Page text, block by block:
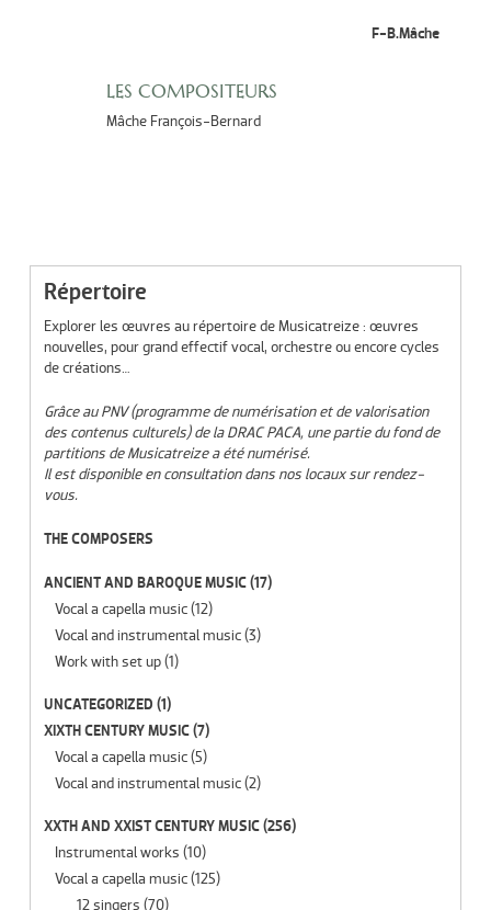
F-B.Mâche
LES COMPOSITEURS
Mâche François-Bernard
Répertoire
Explorer les œuvres au répertoire de Musicatreize : œuvres
nouvelles, pour grand effectif vocal, orchestre ou encore cycles
de créations…
Grâce au PNV (programme de numérisation et de valorisation
des contenus culturels) de la DRAC PACA, une partie du fond de
partitions de Musicatreize a été numérisé.
Il est disponible en consultation dans nos locaux sur rendez-
vous.
THE COMPOSERS
ANCIENT AND BAROQUE MUSIC(17)
Vocal a capella music(12)
Vocal and instrumental music(3)
Work with set up(1)
UNCATEGORIZED (1)
XIXTH CENTURY MUSIC(7)
Vocal a capella music(5)
Vocal and instrumental music(2)
XXTH AND XXIST CENTURY MUSIC(256)
Instrumental works (10)
Vocal a capella music(125)
12 singers (70)